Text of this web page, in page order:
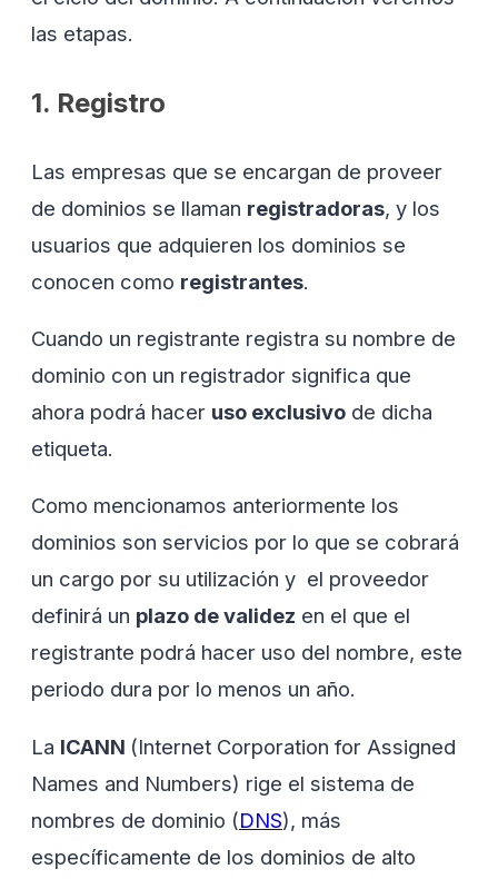
las etapas.
1. Registro
Las empresas que se encargan de proveer
de dominios se llaman registradoras, y los
usuarios que adquieren los dominios se
conocen como registrantes.
Cuando un registrante registra su nombre de
dominio con un registrador significa que
ahora podrá hacer uso exclusivo de dicha
etiqueta.
Como mencionamos anteriormente los
dominios son servicios por lo que se cobrará
un cargo por su utilización y el proveedor
definirá un plazo de validez en el que el
registrante podrá hacer uso del nombre, este
periodo dura por lo menos un año.
La ICANN (Internet Corporation for Assigned
Names and Numbers) rige el sistema de
nombres de dominio (DNS), más
específicamente de los dominios de alto